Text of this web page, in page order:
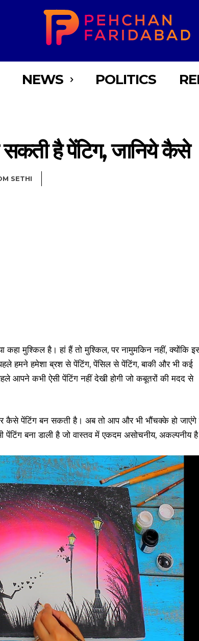
NEWS POLITICS
है पेंटिग, जानिये कैसे
SETHI
मुश्किल है। हां हैं तो मुश्किल, पर नामुमकिन नहीं, क्योंकि
हमने हमेशा ब्रश से पेंटिंग, पेंसिल से पेंटिंग, बाकी और भी कई
कभी ऐसी पेंटिंग नहीं देखी होगी जो कबूतरों की मदद से
कैसे पेंटिंग बन सकती है। अब तो आप और भी भौंचक्के हो जाएंगे
बना डाली है जो वास्तव में एकदम असोचनीय, अकल्पनीय